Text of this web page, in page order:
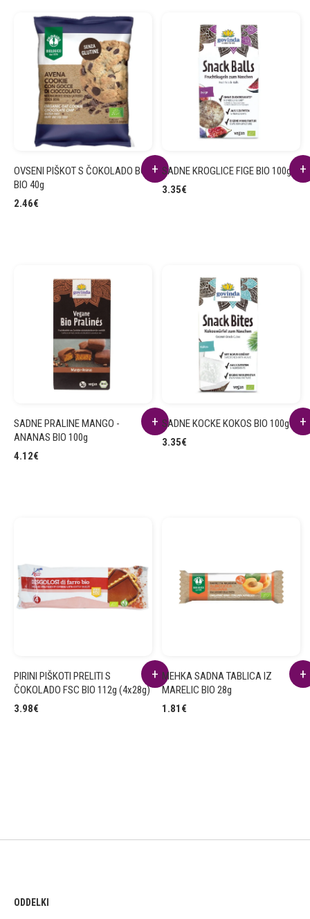
OVSENI PIŠKOT S ČOKOLADO BG
BIO 40g
2.46€
SADNE KROGLICE FIGE BIO 100g
3.35€
SADNE PRALINE MANGO -
ANANAS BIO 100g
4.12€
SADNE KOCKE KOKOS BIO 100g
3.35€
PIRINI PIŠKOTI PRELITI S
ČOKOLADO FSC BIO 112g (4x28g)
3.98€
MEHKA SADNA TABLICA IZ
MARELIC BIO 28g
1.81 €
ODDELKI